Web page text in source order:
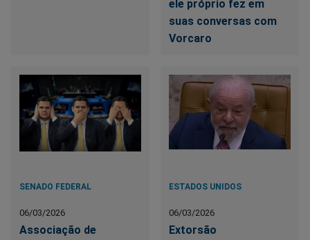
ele próprio fez em
suas conversas com
Vorcaro
SENADO FEDERAL
06/03/2026
Associação de
ESTADOS UNIDOS
06/03/2026
Extorsão